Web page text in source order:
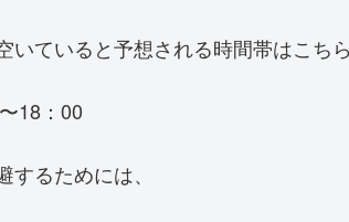
いていると予想される時間帯はこちら
18：00
するためには、